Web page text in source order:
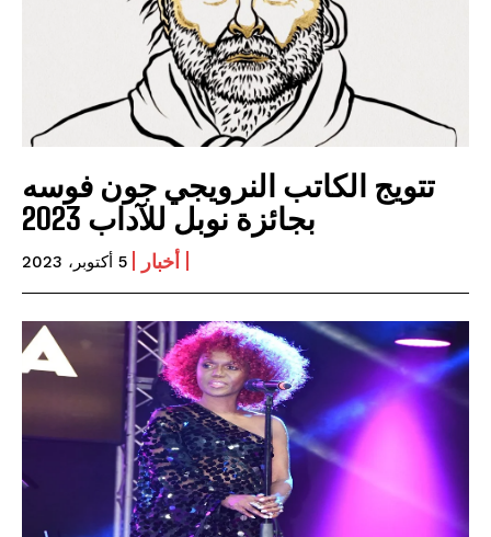
تتويج الكاتب النرويجي جون فوسه
بجائزة نوبل للآداب 2023
أخبار 5 أكتوبر، 2023